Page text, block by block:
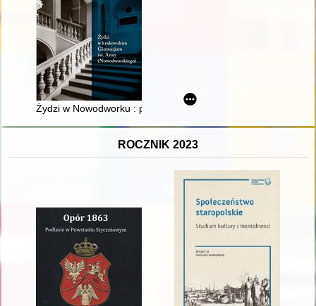
Żydzi w Nowodworku : przegląd dotychczasowych badań
ROCZNIK 2023